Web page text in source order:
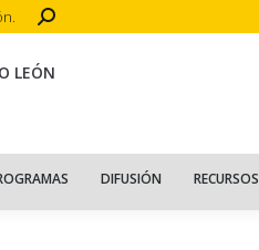
Search:
LEÓN
DIFUSIÓN RECURSOS
PUBLICACIONES PROGRAMAS